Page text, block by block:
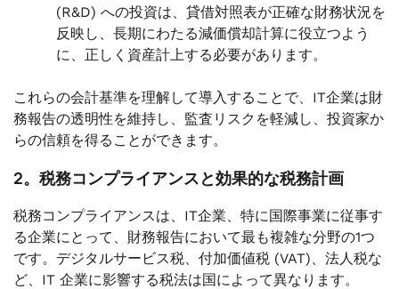
(R&D) への投資は、貸借対照表が正確な財務状況を
反映し、長期にわたる減価償却計算に役立つよう
に、正しく資産計上する必要があります。
これらの会計基準を理解して導入することで、IT企業は財
務報告の透明性を維持し、監査リスクを軽減し、投資家か
らの信頼を得ることができます。
2。税務コンプライアンスと効果的な税務計画
税務コンプライアンスは、IT企業、特に国際事業に従事す
る企業にとって、財務報告において最も複雑な分野の1つ
です。デジタルサービス税、付加価値税 (VAT)、法人税な
ど、IT 企業に影響する税法は国によって異なります。